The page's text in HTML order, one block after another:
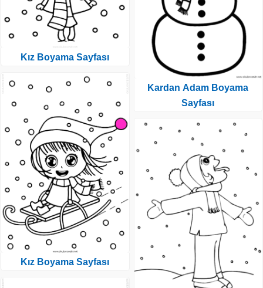
Kız Boyama Sayfası
Kız Boyama Sayfası
Kardan Adam Boyama
Sayfası